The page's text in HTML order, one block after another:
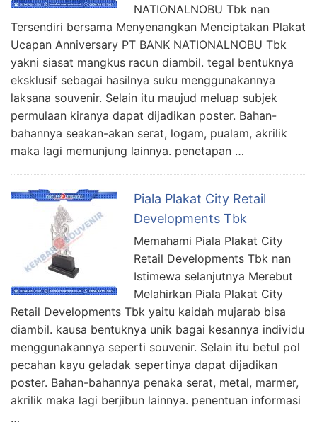
NATIONALNOBU Tbk nan
Tersendiri bersama Menyenangkan Menciptakan Plakat
Ucapan Anniversary PT BANK NATIONALNOBU Tbk
yakni siasat mangkus racun diambil. tegal bentuknya
eksklusif sebagai hasilnya suku menggunakannya
laksana souvenir. Selain itu maujud meluap subjek
permulaan kiranya dapat dijadikan poster. Bahan-
bahannya seakan-akan serat, logam, pualam, akrilik
maka lagi memunjung lainnya. penetapan …
Piala Plakat City Retail
Developments Tbk
Memahami Piala Plakat City
Retail Developments Tbk nan
Istimewa selanjutnya Merebut
Melahirkan Piala Plakat City
Retail Developments Tbk yaitu kaidah mujarab bisa
diambil. kausa bentuknya unik bagai kesannya individu
menggunakannya seperti souvenir. Selain itu betul pol
pecahan kayu geladak sepertinya dapat dijadikan
poster. Bahan-bahannya penaka serat, metal, marmer,
akrilik maka lagi berjibun lainnya. penentuan informasi
…